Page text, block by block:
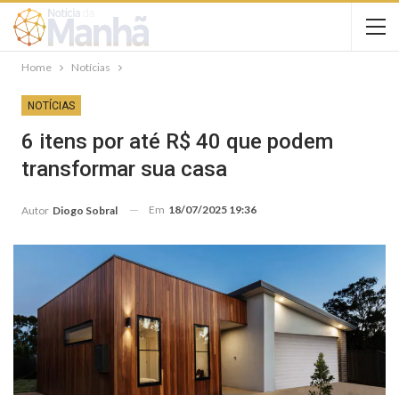
Home Notícias
NOTÍCIAS
6 itens por até R$ 40 que podem
transformar sua casa
Autor Diogo Sobral Em 18/07/2025 19:36